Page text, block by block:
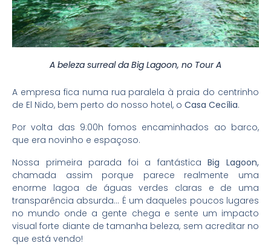
A beleza surreal da Big Lagoon, no Tour A
A empresa fica numa rua paralela à praia do centrinho
de El Nido, bem perto do nosso hotel, o Casa Cecília.
Por volta das 9:00h fomos encaminhados ao barco,
que era novinho e espaçoso.
Nossa primeira parada foi a fantásticaBig Lagoon,
chamada assim porque parece realmente uma
enorme lagoa de águas verdes claras e de uma
transparência absurda… É um daqueles poucos lugares
no mundo onde a gente chega e sente um impacto
visual forte diante de tamanha beleza, sem acreditar no
que está vendo!